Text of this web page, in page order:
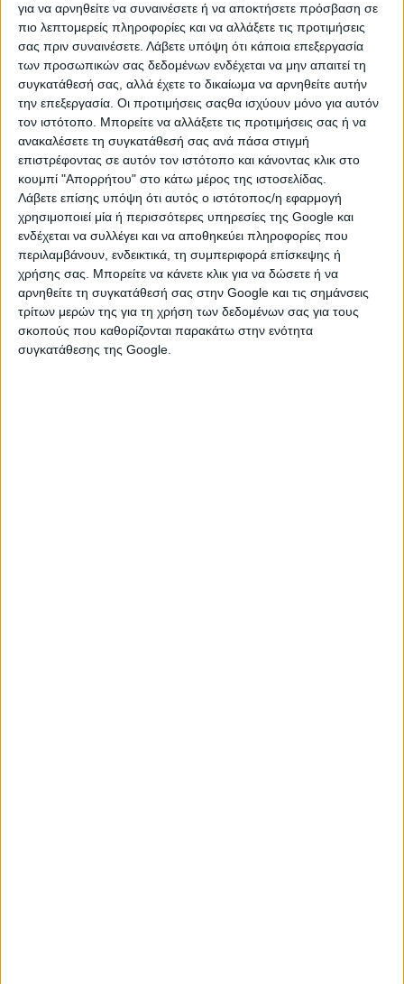
για να αρνηθείτε να συναινέσετε ή να αποκτήσετε πρόσβαση σε
πιο λεπτομερείς πληροφορίες και να αλλάξετε τις προτιμήσεις
σας πριν συναινέσετε. Λάβετε υπόψη ότι κάποια επεξεργασία
των προσωπικών σας δεδομένων ενδέχεται να μην απαιτεί τη
συγκατάθεσή σας, αλλά έχετε το δικαίωμα να αρνηθείτε αυτήν
την επεξεργασία. Οι προτιμήσεις σαςθα ισχύουν μόνο για αυτόν
τον ιστότοπο. Μπορείτε να αλλάξετε τις προτιμήσεις σας ή να
ανακαλέσετε τη συγκατάθεσή σας ανά πάσα στιγμή
επιστρέφοντας σε αυτόν τον ιστότοπο και κάνοντας κλικ στο
κουμπί "Απορρήτου" στο κάτω μέρος της ιστοσελίδας.
Λάβετε επίσης υπόψη ότι αυτός ο ιστότοπος/η εφαρμογή
χρησιμοποιεί μία ή περισσότερες υπηρεσίες της Google και
ενδέχεται να συλλέγει και να αποθηκεύει πληροφορίες που
περιλαμβάνουν, ενδεικτικά, τη συμπεριφορά επίσκεψης ή
χρήσης σας. Μπορείτε να κάνετε κλικ για να δώσετε ή να
αρνηθείτε τη συγκατάθεσή σας στην Google και τις σημάνσεις
τρίτων μερών της για τη χρήση των δεδομένων σας για τους
σκοπούς που καθορίζονται παρακάτω στην ενότητα
συγκατάθεσης της Google.
Κωδ. Αγγελίας ΑΓ45913
Τύπος Προσφορά
Κατηγορία Άροτρα
Περιοχή Ηράκλειο
Τιμή
ΠΕΡΙΣΣΟΤΕΡΑ
Ανανεώθηκε:
Δευτέρα, 03 Αύγ 2026
Επισκέψεις:
1687
Επικοινωνήστε με τον αγγελιοδότη
Αγγελία από Ιδιώτη